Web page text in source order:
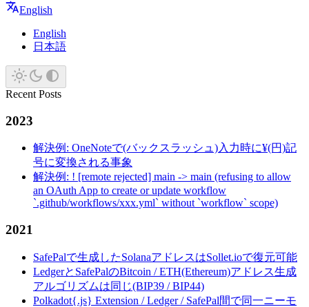
English
English
日本語
Recent Posts
2023
解決例: OneNoteで(バックスラッシュ)入力時に¥(円)記
号に変換される事象
解決例: ! [remote rejected] main -> main (refusing to allow
an OAuth App to create or update workflow
`.github/workflows/xxx.yml` without `workflow` scope)
2021
SafePalで生成したSolanaアドレスはSollet.ioで復元可能
LedgerとSafePalのBitcoin / ETH(Ethereum)アドレス生成
アルゴリズムは同じ(BIP39 / BIP44)
Polkadot{.js} Extension / Ledger / SafePal間で同一ニーモ